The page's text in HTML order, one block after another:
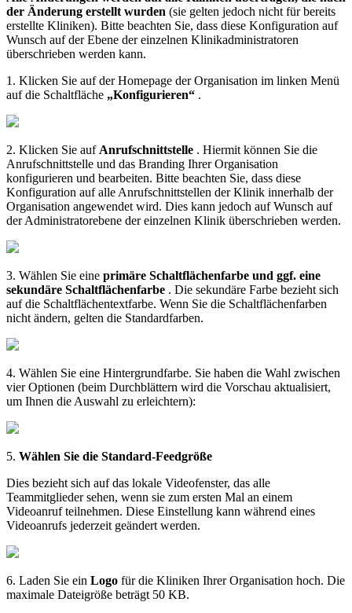
der Änderung erstellt wurden (sie gelten jedoch nicht für bereits
erstellte Kliniken). Bitte beachten Sie, dass diese Konfiguration auf
Wunsch auf der Ebene der einzelnen Klinikadministratoren
überschrieben werden kann.
1 . Klicken Sie auf der Homepage der Organisation im linken Menü
auf die Schaltfläche „Konfigurieren“ .
2. Klicken Sie auf Anrufschnittstelle . Hiermit können Sie die
Anrufschnittstelle und das Branding Ihrer Organisation
konfigurieren und bearbeiten. Bitte beachten Sie, dass diese
Konfiguration auf alle Anrufschnittstellen der Klinik innerhalb der
Organisation angewendet wird. Dies kann jedoch auf Wunsch auf
der Administratorebene der einzelnen Klinik überschrieben werden.
3. Wählen Sie eine primäre Schaltflächenfarbe und ggf. eine
sekundäre Schaltflächenfarbe . Die sekundäre Farbe bezieht sich
auf die Schaltflächentextfarbe. Wenn Sie die Schaltflächenfarben
nicht ändern, gelten die Standardfarben.
4. Wählen Sie eine Hintergrundfarbe. Sie haben die Wahl zwischen
vier Optionen (beim Durchblättern wird die Vorschau aktualisiert,
um Ihnen die Auswahl zu erleichtern):
5. Wählen Sie die Standard-Feedgröße
Dies bezieht sich auf das lokale Videofenster, das alle
Teammitglieder sehen, wenn sie zum ersten Mal an einem
Videoanruf teilnehmen. Diese Einstellung kann während eines
Videoanrufs jederzeit geändert werden.
6. Laden Sie ein Logo für die Kliniken Ihrer Organisation hoch. Die
maximale Dateigröße beträgt 50 KB.